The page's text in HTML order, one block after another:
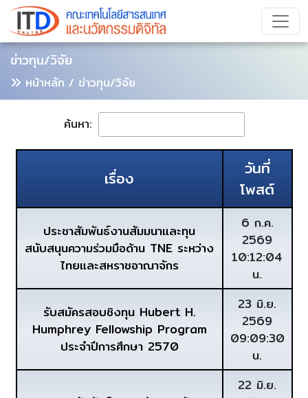
ข่าวทุน/วิจัย
หน้าหลัก / ข่าวทุน/วิจัย
ค้นหา:
เรื่อง
วันที่
โพสต์
ประชาสัมพันธ์งานสัมมนาและทุน
สนับสนุนความร่วมมือด้าน TNE ระหว่าง
ไทยและสหราชอาณาจักร
6 ก.ค.
2569
10:12:04
น.
รับสมัครสอบชิงทุน Hubert H.
Humphrey Fellowship Program
ประจำปีการศึกษา 2570
23 มิ.ย.
2569
09:09:30
น.
22 มิ.ย.